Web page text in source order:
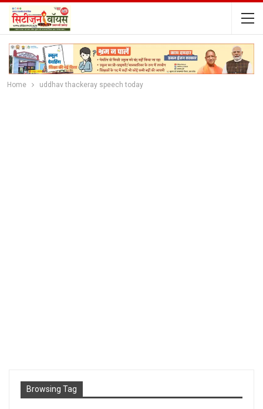
Home uddhav thackeray speech today
Browsing Tag